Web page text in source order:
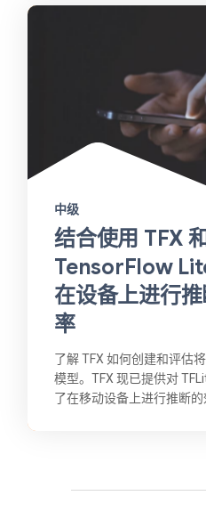
中级
结合使用 TFX 和
TensorFlow
在设备上进行
率
了解 TFX 如何创建和评估
模型。TFX 现已提供对
了在移动设备上进行推断的